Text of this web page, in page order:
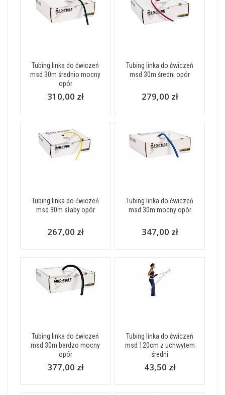
Tubing linka do ćwiczeń
msd 30m średnio mocny
opór
310,00 zł
Tubing linka do ćwiczeń
msd 30m średni opór
279,00 zł
Tubing linka do ćwiczeń
msd 30m słaby opór
267,00 zł
Tubing linka do ćwiczeń
msd 30m mocny opór
347,00 zł
Tubing linka do ćwiczeń
msd 30m bardzo mocny
opór
377,00 zł
Tubing linka do ćwiczeń
msd 120cm z uchwytem
średni
43,50 zł